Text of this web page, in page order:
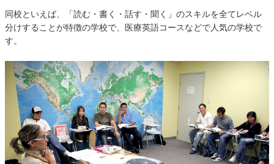
同校といえば、「読む・書く・話す・聞く」のスキルを全てレベル
分けすることが特徴の学校で、医療英語コースなどで人気の学校で
す。